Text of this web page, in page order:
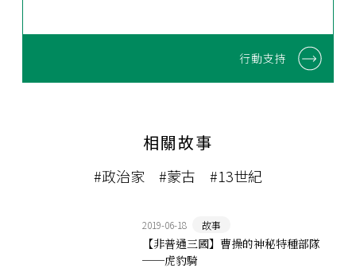
行動支持
相關故事
#政治家 #蒙古 #13世紀
2019-06-18 故事
【非普通三國】曹操的神秘特種部隊
──虎豹騎